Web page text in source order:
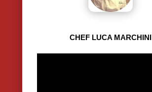
CHEF LUCA MARCHINI